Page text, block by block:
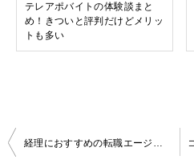
テレアポバイトの体験談まと
め！きついと評判だけどメリッ
トも多い
投
稿
経理におすすめの転職エージェント比較 2022年